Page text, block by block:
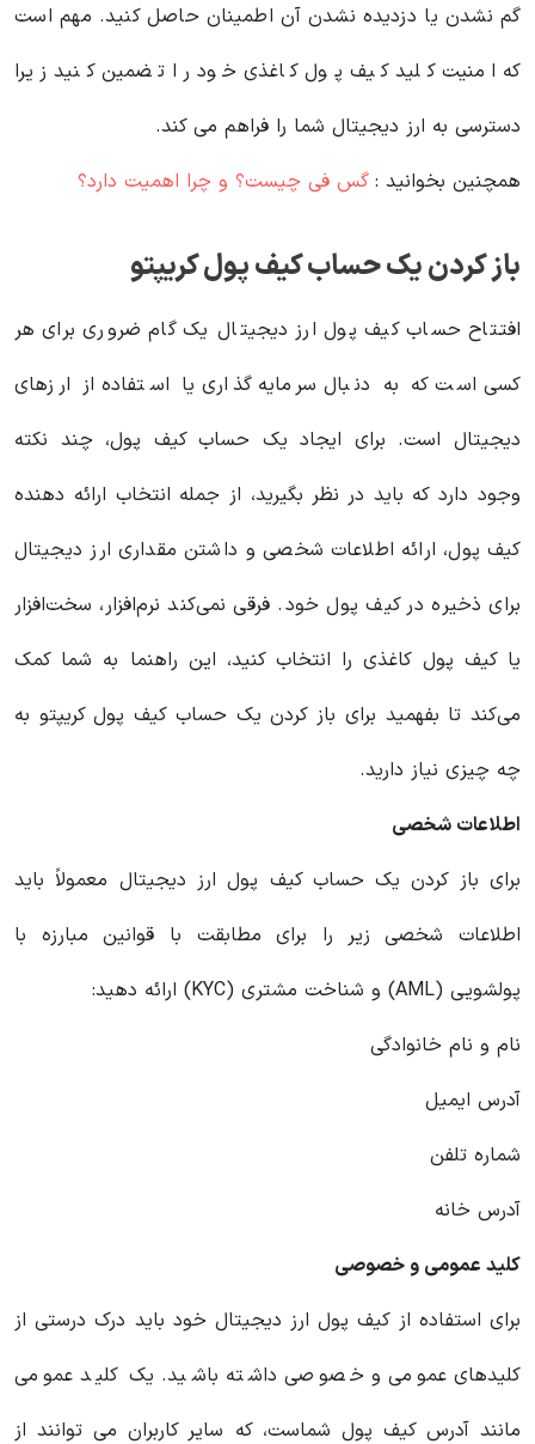
گم نشدن یا دزدیده نشدن آن اطمینان حاصل کنید. مهم است
که امنیت کلید کیف پول کاغذی خود را تضمین کنید زیرا
دسترسی به ارز دیجیتال شما را فراهم می کند.
همچنین بخوانید : گس فی چیست؟ و چرا اهمیت دارد؟
باز کردن یک حساب کیف پول کریپتو
افتتاح حساب کیف پول ارز دیجیتال یک گام ضروری برای هر
کسی است که به دنبال سرمایه گذاری یا استفاده از ارزهای
دیجیتال است. برای ایجاد یک حساب کیف پول، چند نکته
وجود دارد که باید در نظر بگیرید، از جمله انتخاب ارائه دهنده
کیف پول، ارائه اطلاعات شخصی و داشتن مقداری ارز دیجیتال
برای ذخیره در کیف پول خود. فرقی نمی‌کند نرم‌افزار، سخت‌افزار
یا کیف پول کاغذی را انتخاب کنید، این راهنما به شما کمک
می‌کند تا بفهمید برای باز کردن یک حساب کیف پول کریپتو به
چه چیزی نیاز دارید.
اطلاعات شخصی
برای باز کردن یک حساب کیف پول ارز دیجیتال معمولاً باید
اطلاعات شخصی زیر را برای مطابقت با قوانین مبارزه با
پولشویی (AML) و شناخت مشتری (KYC) ارائه دهید:
نام و نام خانوادگی
آدرس ایمیل
شماره تلفن
آدرس خانه
کلید عمومی و خصوصی
برای استفاده از کیف پول ارز دیجیتال خود باید درک درستی از
کلیدهای عمومی و خصوصی داشته باشید. یک کلید عمومی
مانند آدرس کیف پول شماست، که سایر کاربران می توانند از